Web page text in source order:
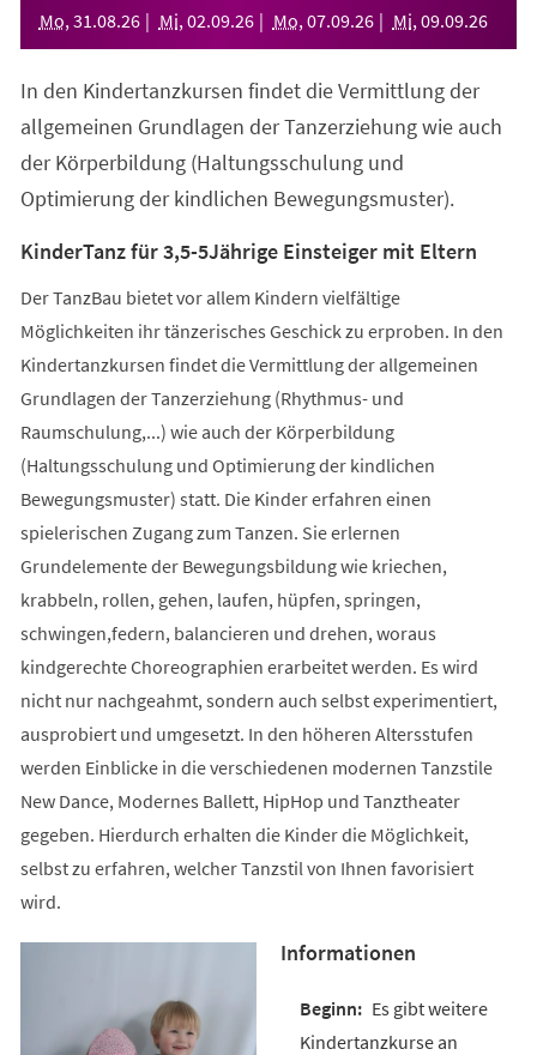
Mo, 31 .08.26 Mi, 02.09.26 Mo, 07.09.26 Mi, 09.09.26
In den Kindertanzkursen findet die Vermittlung der
allgemeinen Grundlagen der Tanzerziehung wie auch
der Körperbildung (Haltungsschulung und
Optimierung der kindlichen Bewegungsmuster).
KinderTanz für 3,5-5Jährige Einsteiger mit Eltern
Der TanzBau bietet vor allem Kindern vielfältige
Möglichkeiten ihr tänzerisches Geschick zu erproben. In den
Kindertanzkursen findet die Vermittlung der allgemeinen
Grundlagen der Tanzerziehung (Rhythmus- und
Raumschulung,...) wie auch der Körperbildung
(Haltungsschulung und Optimierung der kindlichen
Bewegungsmuster) statt. Die Kinder erfahren einen
spielerischen Zugang zum Tanzen. Sie erlernen
Grundelemente der Bewegungsbildung wie kriechen,
krabbeln, rollen, gehen, laufen, hüpfen, springen,
schwingen,federn, balancieren und drehen, woraus
kindgerechte Choreographien erarbeitet werden. Es wird
nicht nur nachgeahmt, sondern auch selbst experimentiert,
ausprobiert und umgesetzt. In den höheren Altersstufen
werden Einblicke in die verschiedenen modernen Tanzstile
New Dance, Modernes Ballett, HipHop und Tanztheater
gegeben. Hierdurch erhalten die Kinder die Möglichkeit,
selbst zu erfahren, welcher Tanzstil von Ihnen favorisiert
wird.
Informationen
Es gibt weitere
Kindertanzkurse an